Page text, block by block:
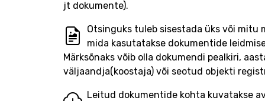
jt dokumente).
Otsinguks tuleb sisestada üks või mitu
mida kasutatakse dokumentide
Märksõnaks võib olla dokumendi pealkiri,
väljaandja(koostaja) või seotud objekti
Leitud dokumentide kohta kuvatakse